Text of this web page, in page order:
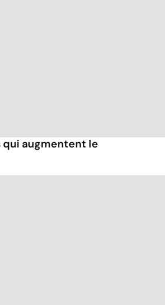
qui augmentent le